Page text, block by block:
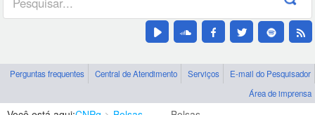
Perguntas frequentes Central de Atendimento Serviços
E-mail do Pesquisador
Área de imprensa